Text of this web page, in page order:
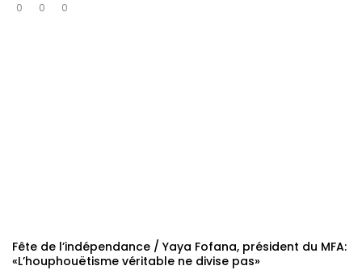
0
0 0
Fête de l’indépendance / Yaya Fofana, président du MFA:
«L’houphouëtisme véritable ne divise pas»